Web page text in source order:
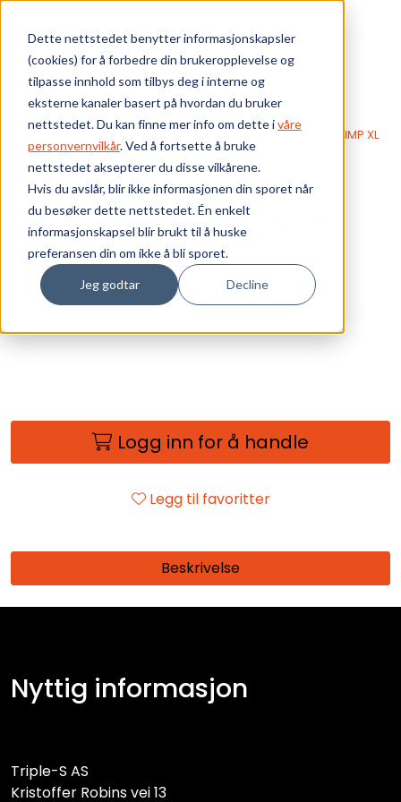
Dette nettstedet benytter informasjonskapsler
(cookies) for å forbedre din brukeropplevelse og
tilpasse innhold som tilbys deg i interne og
eksterne kanaler basert på hvordan du bruker
nettstedet. Du kan finne mer info om dette ivåre
personvernvilkår. Ved å fortsette å bruke
nettstedet aksepterer du disse vilkårene.
Hvis du avslår, blir ikke informasjonen din sporet når
du besøker dette nettstedet. Én enkelt
informasjonskapsel blir brukt til å huske
preferansen din om ikke å bli sporet.
Jeg godtar Decline
Skip to main content
Webshop EKS Fiberoptikk Passive komponenter
FIMP XL
FIMP-XL-4xSC/SC-D (Polymer)
FIMP-XL-4xSC/SC-D (Polymer)
Produktnummer:06100123400009-01
Lagerbeholdning:0 stk
Ant. i pakke: 1
Logg inn for å handle
Legg til favoritter
Beskrivelse
Nyttig informasjon
Triple-S AS
Kristoffer Robins vei 13
Bærekraft
Vi tilbyr
Ressurser
Om oss